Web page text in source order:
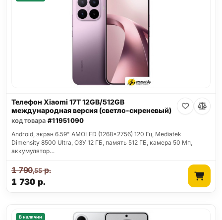
Телефон Xiaomi 17T 12GB/512GB
международная версия (светло-сиреневый)
код товара #11951090
Android, экран 6.59" AMOLED (1268x2756) 120 Гц, Mediatek
Dimensity 8500 Ultra, ОЗУ 12 ГБ, память 512 ГБ, камера 50 Мп,
аккумулятор…
1 730 р.
1 790,55р.
В наличии